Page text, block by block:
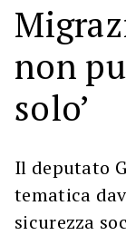
non
solo’
Il deputato
tematica
sicurezza